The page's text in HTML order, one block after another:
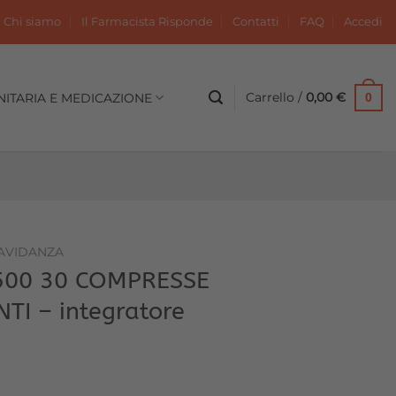
Chi siamo Il Farmacista Risponde Contatti FAQ Accedi
E MEDICAZIONE Carrello / 0,00€ 0
30 COMPRESSE
– integratore